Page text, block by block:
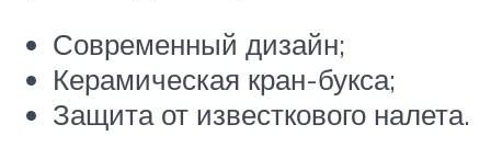
Современный дизайн;
Керамическая кран-букса;
Защита от известкового налета.